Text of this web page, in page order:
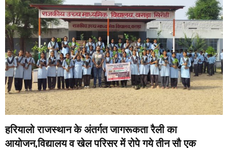
हरियालो राजस्थान के अंतर्गत जागरूकता रैली का
आयोजन,विद्यालय व खेल परिसर में रोपे गये तीन सौ एक